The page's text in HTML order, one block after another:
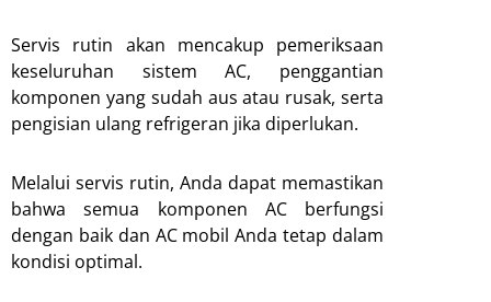
Servis rutin akan mencakup pemeriksaan
keseluruhan sistem AC, penggantian
komponen yang sudah aus atau rusak, serta
pengisian ulang refrigeran jika diperlukan.
Melalui servis rutin, Anda dapat memastikan
bahwa semua komponen AC berfungsi
dengan baik dan AC mobil Anda tetap dalam
kondisi optimal.